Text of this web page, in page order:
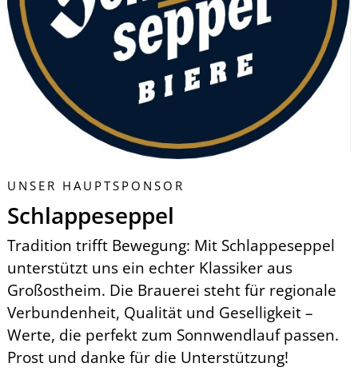
UNSER HAUPTSPONSOR
Schlappeseppel
Tradition trifft Bewegung: Mit Schlappeseppel
unterstützt uns ein echter Klassiker aus
Großostheim. Die Brauerei steht für regionale
Verbundenheit, Qualität und Geselligkeit –
Werte, die perfekt zum Sonnwendlauf passen.
Prost und danke für die Unterstützung!